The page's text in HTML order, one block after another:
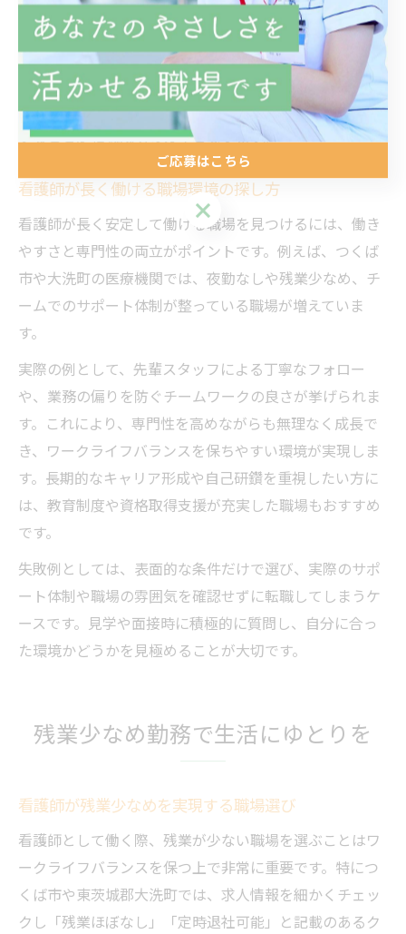
せて比較検討しましょう。
また、複数の転職サイトや求人媒体を併用することで情
報の偏りを防ぎ、より自分に合った職場を見つけやすく
なります。口コミや体験談も参考にしつつ、慎重に判断
することが転職成功のカギとなります。
看護師が長く働ける職場環境の探し方
看護師が長く安定して働ける職場を見つけるには、働き
やすさと専門性の両立がポイントです。例えば、つくば
市や大洗町の医療機関では、夜勤なしや残業少なめ、チ
ームでのサポート体制が整っている職場が増えていま
す。
実際の例として、先輩スタッフによる丁寧なフォロー
や、業務の偏りを防ぐチームワークの良さが挙げられま
す。これにより、専門性を高めながらも無理なく成長で
き、ワークライフバランスを保ちやすい環境が実現しま
す。長期的なキャリア形成や自己研鑽を重視したい方に
は、教育制度や資格取得支援が充実した職場もおすすめ
です。
失敗例としては、表面的な条件だけで選び、実際のサポ
ート体制や職場の雰囲気を確認せずに転職してしまうケ
ースです。見学や面接時に積極的に質問し、自分に合っ
た環境かどうかを見極めることが大切です。
残業少なめ勤務で生活にゆとりを
看護師が残業少なめを実現する職場選び
看護師として働く際、残業が少ない職場を選ぶことはワ
ークライフバランスを保つ上で非常に重要です。特につ
くば市や東茨城郡大洗町では、求人情報を細かくチェッ
クし「残業ほぼなし」「定時退社可能」と記載のあるク
ご応募はこちら
ご応募はこちら